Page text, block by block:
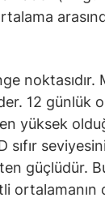
noktasıdır.
12 günlük
yüksek
güçlüdür.